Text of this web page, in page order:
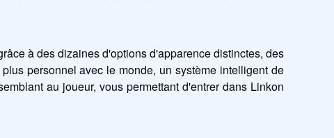
à des dizaines d'options d'apparence distinctes, des
personnel avec le monde, un système intelligent de
au joueur, vous permettant d'entrer dans Linkon